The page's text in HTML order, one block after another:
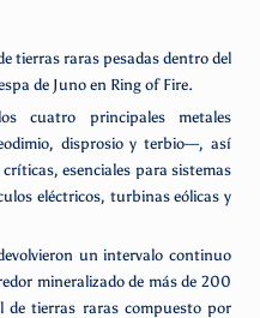
tierras raras pesadas dentro del
de Juno en Ring of Fire.
cuatro principales metales
disprosio y terbio—, así
esenciales para sistemas
eléctricos, turbinas eólicas y
un intervalo continuo
mineralizado de más de 200
tierras raras compuesto por